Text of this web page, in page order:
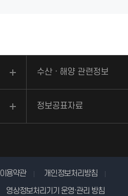
수산ㆍ해양 관련정보
정보공표자료
이용약관
개인정보처리방침
영상정보처리기기 운영·관리 방침